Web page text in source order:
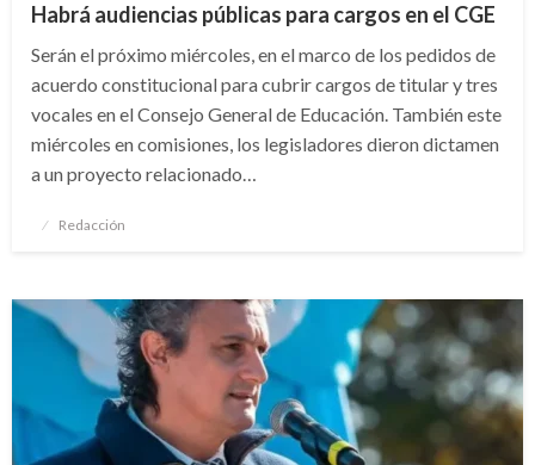
Habrá audiencias públicas para cargos en el CGE
Serán el próximo miércoles, en el marco de los pedidos de
acuerdo constitucional para cubrir cargos de titular y tres
vocales en el Consejo General de Educación. También este
miércoles en comisiones, los legisladores dieron dictamen
a un proyecto relacionado…
Publicado
Redacción